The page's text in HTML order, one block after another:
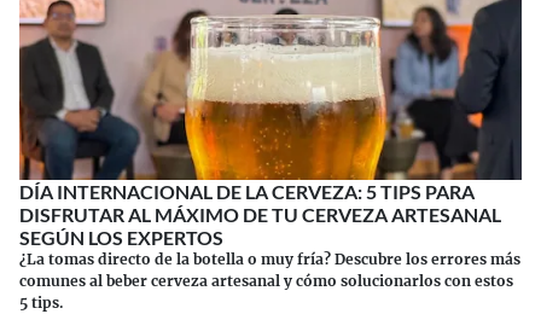
DÍA INTERNACIONAL DE LA CERVEZA: 5 TIPS PARA
DISFRUTAR AL MÁXIMO DE TU CERVEZA ARTESANAL
SEGÚN LOS EXPERTOS
¿La tomas directo de la botella o muy fría? Descubre los errores más
comunes al beber cerveza artesanal y cómo solucionarlos con estos
5 tips.